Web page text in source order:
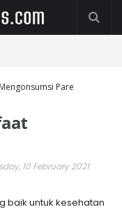
Pare
10 February 2021
baik untuk kesehatan